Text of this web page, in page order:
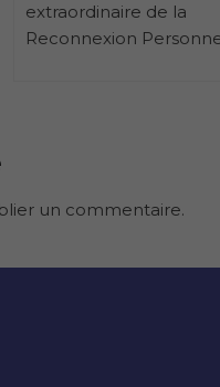
extraordinaire de la
Reconnexion
un commentaire.